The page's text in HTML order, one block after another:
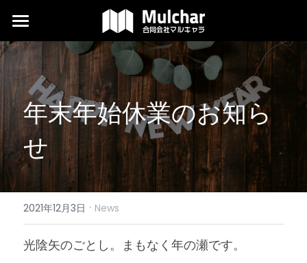
翻訳
デザイン
外国語編集
当社について
よくある質問
コラム
ダウンロード
年末年始休業のお知ら
せ
2021年12月3日 · News
光陰矢のごとし。まもなく年の瀬です。